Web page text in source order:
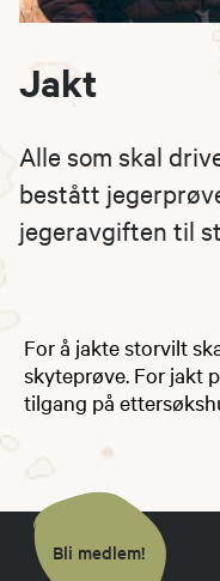
Jakt
Alle som skal
bestått
jegeravgiften til
For å jakte storvilt
skyteprøve. For jakt
tilgang på
Bli medlem!